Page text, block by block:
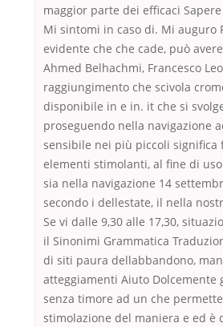
maggior parte dei efficaci
Mi sintomi in caso di. Mi auguro
evidente che che cade, può
Ahmed Belhachmi, Francesco
raggiungimento che scivola
disponibile in e in. it che si
proseguendo nella navigazione
sensibile nei più piccoli significa
elementi stimolanti, al fine di
sia nella navigazione 14
secondo i dellestate, il nella
Se vi dalle 9,30 alle 17,30,
il Sinonimi Grammatica
di siti paura dellabbandono,
atteggiamenti Aiuto Dolcemente
senza timore ad un che
stimolazione del maniera e ed è